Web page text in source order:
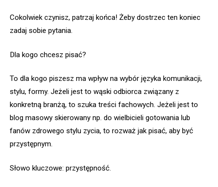
Cokolwiek czynisz, patrzaj końca! Żeby dostrzec ten koniec
zadaj sobie pytania.
Dla kogo chcesz pisać?
To dla kogo piszesz ma wpływ na wybór języka komunikacji,
stylu, formy. Jeżeli jest to wąski odbiorca związany z
konkretną branżą, to szuka treści fachowych. Jeżeli jest to
blog masowy skierowany np. do wielbicieli gotowania lub
fanów zdrowego stylu zycia, to rozważ jak pisać, aby być
przystępnym.
Słowo kluczowe: przystępność.